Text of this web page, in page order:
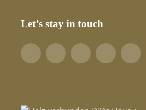
Let’s stay in touch
FacebookYouTubePinterestLinkedIn